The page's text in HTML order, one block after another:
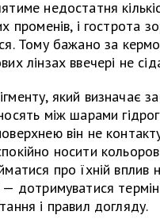
недостатня
променів, і гострота
Тому бажано за
лінзах ввечері не
який визначає
між шарами
він не
носити
про їхній вплив
— дотримуватися
і правил догляду.